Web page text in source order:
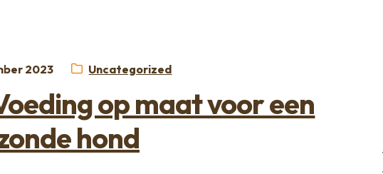
2023 Categorie:
Uncategorized
op maat voor een
hond